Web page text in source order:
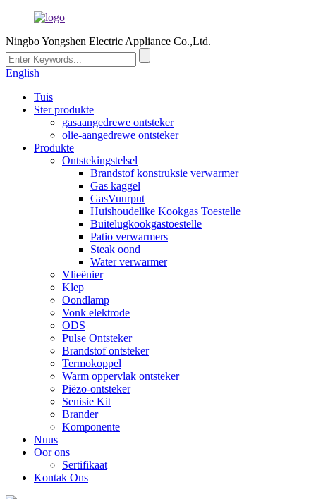
Ningbo Yongshen Electric Appliance Co.,Ltd.
English
Tuis
Ster produkte
gasaangedrewe ontsteker
olie-aangedrewe ontsteker
Produkte
Ontstekingstelsel
Brandstof konstruksie verwarmer
Gas kaggel
GasVuurput
Huishoudelike Kookgas Toestelle
Buitelugkookgastoestelle
Patio verwarmers
Steak oond
Water verwarmer
Vlieënier
Klep
Oondlamp
Vonk elektrode
ODS
Pulse Ontsteker
Brandstof ontsteker
Termokoppel
Warm oppervlak ontsteker
Piëzo-ontsteker
Senisie Kit
Brander
Komponente
Nuus
Oor ons
Sertifikaat
Kontak Ons